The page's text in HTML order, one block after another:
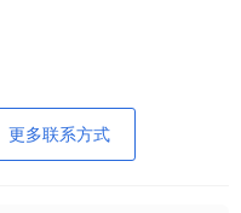
更多联系方式